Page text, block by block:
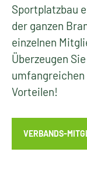
Sportplatzbau
der ganzen
einzelnen
Überzeugen
Vorteilen!
VERBANDS-